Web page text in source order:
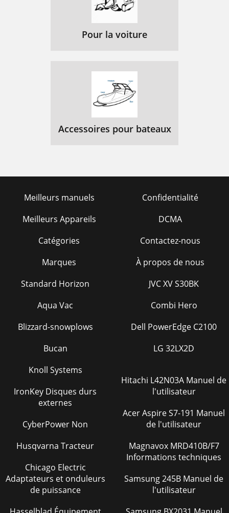
Pour la voiture
Accessoires pour bateaux
Meilleurs manuels
Meilleurs Appareils
Catégories
Marques
Confidentialité
DCMA
Contactez-nous
À propos de nous
Standard Horizon
Aqua Vac
Blizzard-snowplows
Bucan
Knoll Systems
IronKey Disques durs
externes
CyberPower Non
Husqvarna Tracteur
Chicago Electric
Adaptateurs et onduleurs
de puissance
JVC XV S30BK
Combi Hero
Dell PowerEdge C2100
LG 32LX2D
Hitachi L42N03A Manuel de
l'utilisateur
Acer Aspire S7-191 Manuel
de l'utilisateur
Magnavox MRD410B/F7
Informations techniques
Samsung 245B Manuel de
l'utilisateur